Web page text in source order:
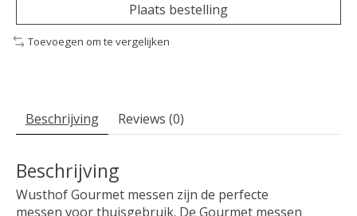
Plaats bestelling
Toevoegen om te vergelijken
Beschrijving Reviews (0)
Beschrijving
Wusthof Gourmet messen zijn de perfecte
messen voor thuisgebruik. De Gourmet messen